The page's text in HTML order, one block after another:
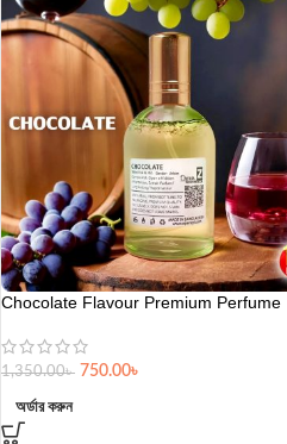
Chocolate Flavour Premium Perfume
1,350.00৳ 750.00৳
অর্ডার করুন